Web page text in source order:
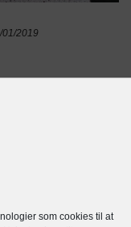
som cookies til at
01/2019